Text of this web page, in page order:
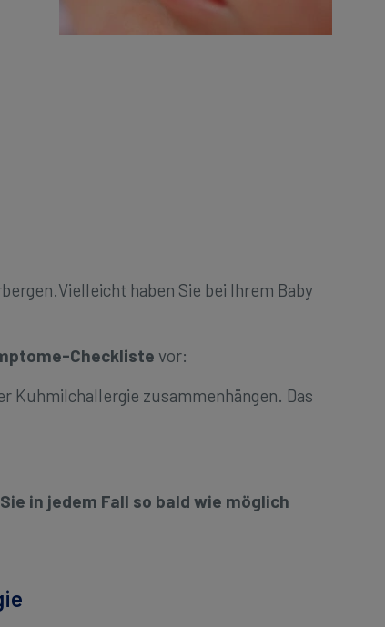
haben Sie bei Ihrem Baby
Checkliste vor:
Kuhmilchallergie zusammenhängen. Das
in jedem Fall so bald wie möglich